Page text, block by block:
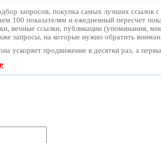
запросов, покупка самых лучших ссылок
100 показателям и ежедневный пересчет
вечные ссылки, публикации (упоминания,
запросы, на которые нужно обратить
ускоряет продвижение в десятки раз, а